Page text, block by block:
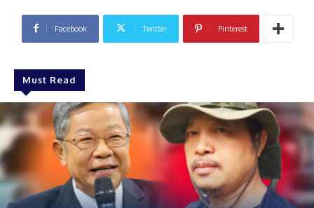
Facebook Twitter Pinterest
Must Read